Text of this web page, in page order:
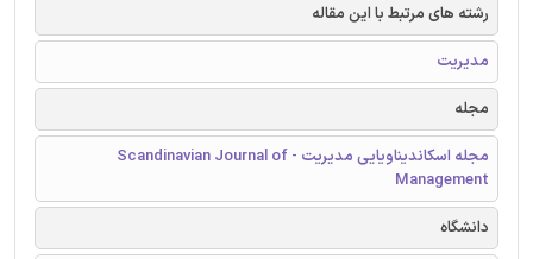
رشته های مرتبط با این مقاله
مدیریت
مجله
مجله اسکاندیناویایی مدیریت - Scandinavian Journal of
Management
دانشگاه